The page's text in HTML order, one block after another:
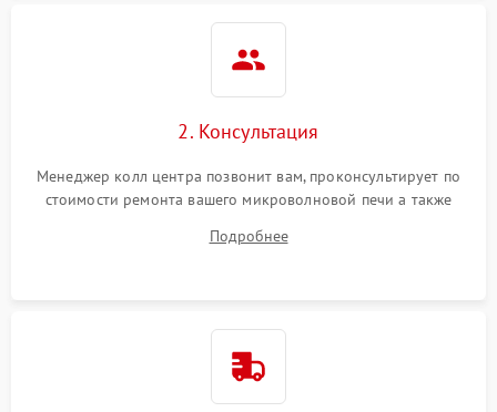
1000 ₽
2. Консультация
Менеджер колл центра позвонит вам, проконсультирует по
стоимости ремонта вашего микроволновой печи а также
Подробнее